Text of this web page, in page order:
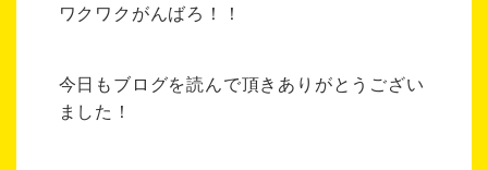
ワクワクがんばろ！！
今日もブログを読んで頂きありがとうござい
ました！